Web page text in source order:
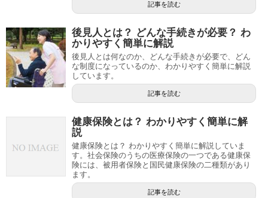
記事を読む
後見人とは？ どんな手続きが必要？ わ
かりやすく簡単に解説
後見人とは何なのか、どんな手続きが必要で、どん
な制度になっているのか、わかりやすく簡単に解説
しています。
記事を読む
健康保険とは？ わかりやすく簡単に解
説
健康保険とは？ わかりやすく簡単に解説していま
す。社会保険のうちの医療保険の一つである健康保
険には、被用者保険と国民健康保険の二種類があり
ます。
記事を読む